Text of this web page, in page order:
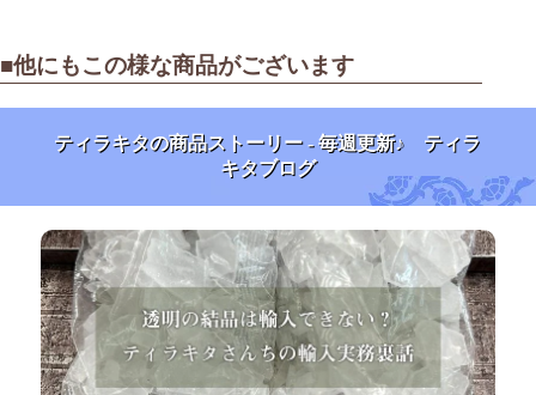
■他にもこの様な商品がございます
ティラキタの商品ストーリー - 毎週更新♪ ティラ
キタブログ